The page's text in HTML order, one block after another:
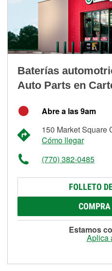
Baterías
Auto Parts en
Abre a las 9am
150 Market Square
Cómo llegar
(770) 382-0485
FOLLETO
Estamos
Aplica